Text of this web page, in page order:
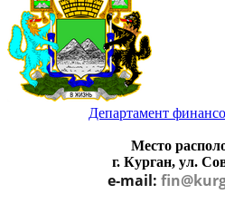
Департамент
Место
г. Курган, ул.
e-mail: